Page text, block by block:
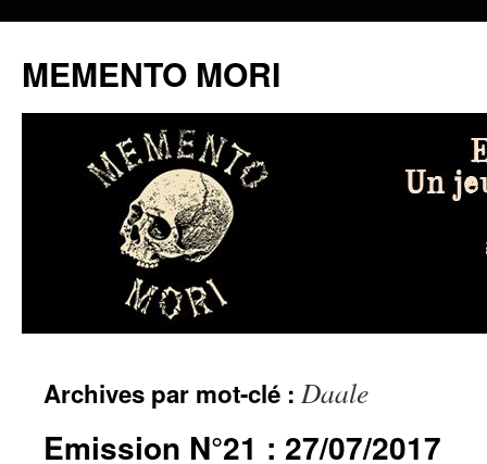
MEMENTO MORI
au
contenu
Archives par mot-clé : Daale
Emission N°21 : 27/07/2017